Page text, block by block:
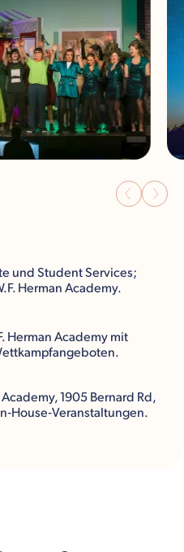
und Student Services;
Herman Academy.
Herman Academy mit
1905 Bernard Rd,